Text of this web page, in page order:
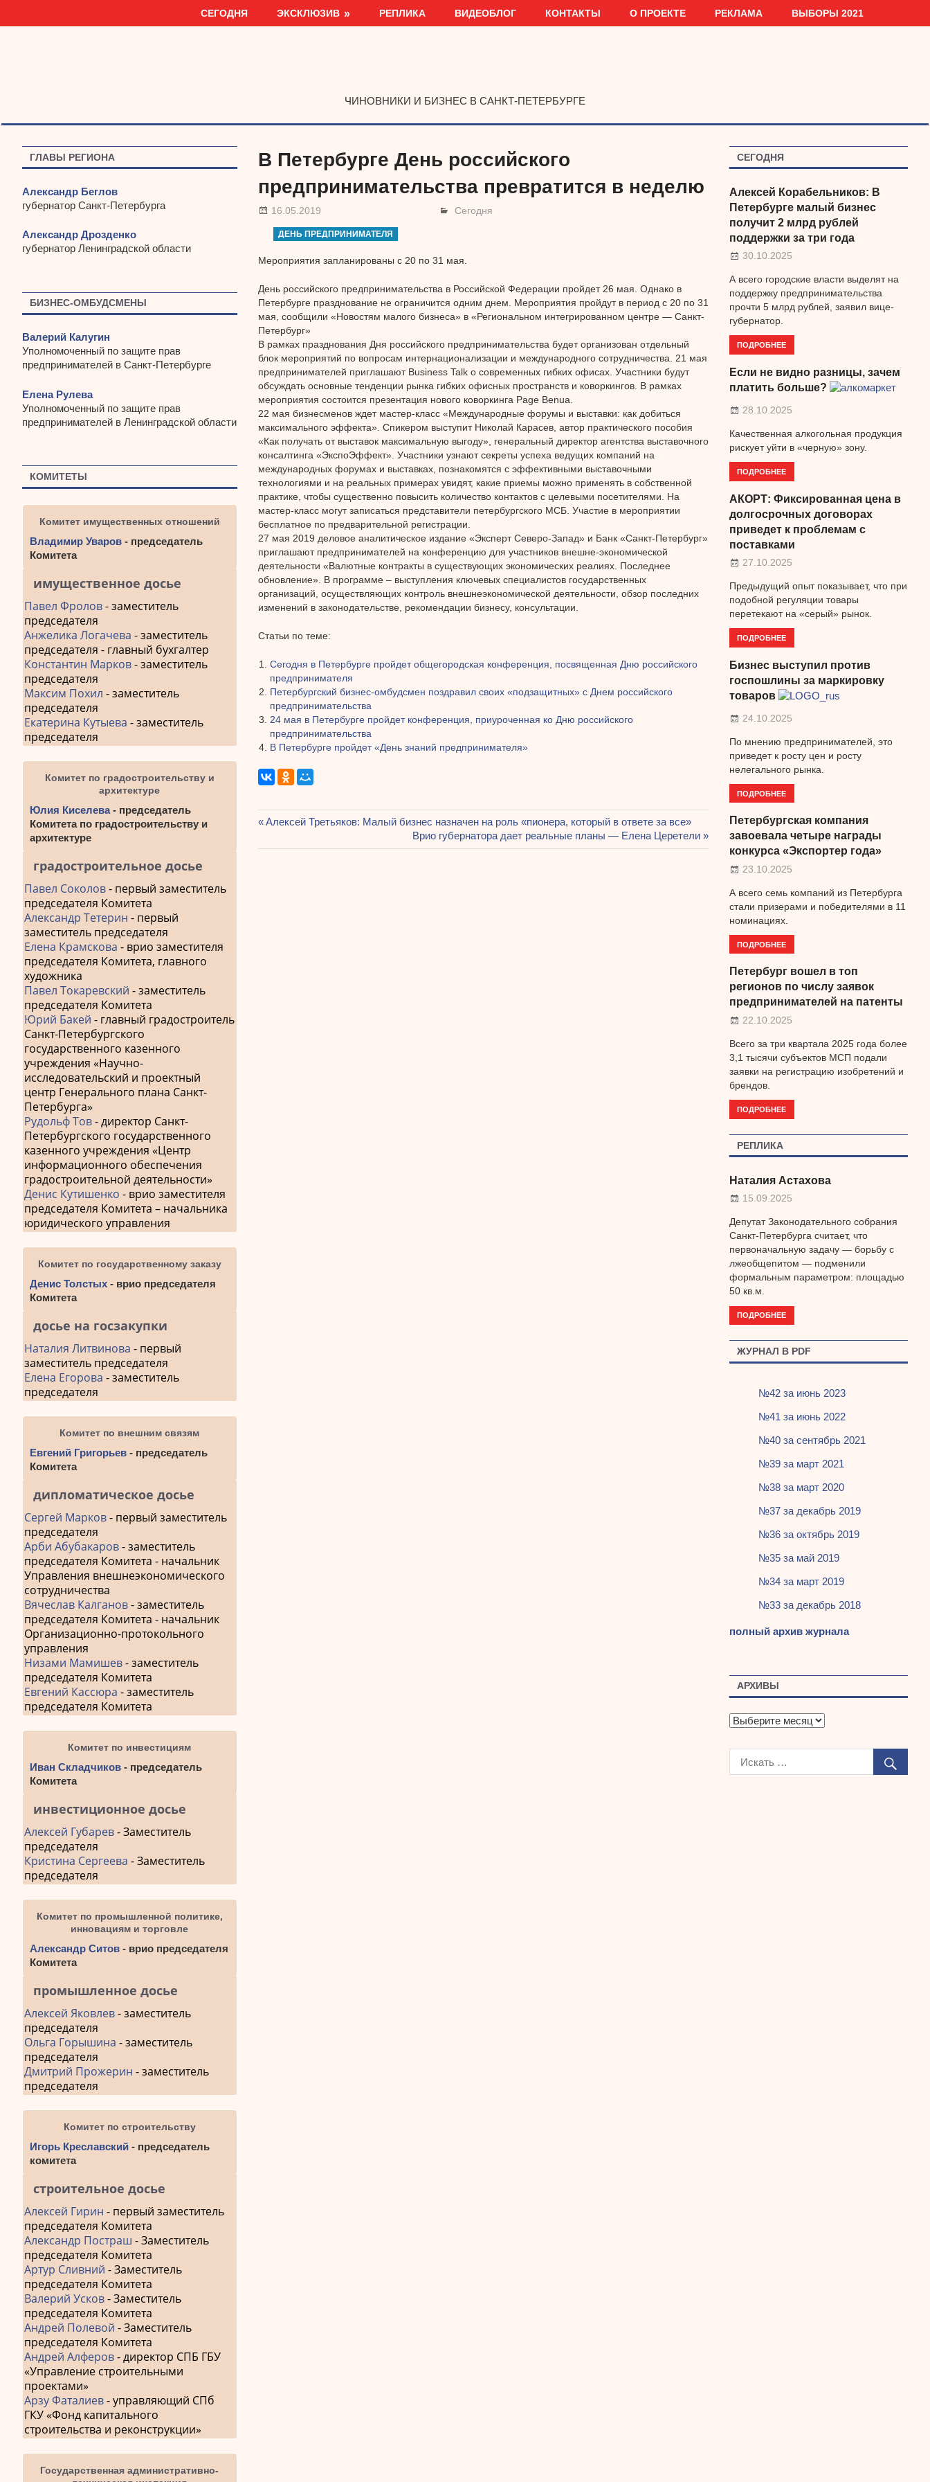
СЕГОДНЯ ЭКСКЛЮЗИВ РЕПЛИКА ВИДЕОБЛОГ КОНТАКТЫ О ПРОЕКТЕ РЕКЛАМА ВЫБОРЫ 2021
ЧИНОВНИКИ И БИЗНЕС В САНКТ-ПЕТЕРБУРГЕ
В Петербурге День российского
предпринимательства превратится в неделю
16.05.2019 Сегодня
ДЕНЬ ПРЕДПРИНИМАТЕЛЯ
Мероприятия запланированы с 20 по 31 мая.
День российского предпринимательства в Российской Федерации пройдет 26 мая. Однако в
Петербурге празднование не ограничится одним днем. Мероприятия пройдут в период с 20 по 31
мая, сообщили «Новостям малого бизнеса» в «Региональном интегрированном центре — Санкт-
Петербург»
В рамках празднования Дня российского предпринимательства будет организован отдельный
блок мероприятий по вопросам интернационализации и международного сотрудничества. 21 мая
предпринимателей приглашают Business Talk о современных гибких офисах. Участники будут
обсуждать основные тенденции рынка гибких офисных пространств и коворкингов. В рамках
мероприятия состоится презентация нового коворкинга Page Benua.
22 мая бизнесменов ждет мастер-класс «Международные форумы и выставки: как добиться
максимального эффекта». Спикером выступит Николай Карасев, автор практического пособия
«Как получать от выставок максимальную выгоду», генеральный директор агентства выставочного
консалтинга «ЭкспоЭффект». Участники узнают секреты успеха ведущих компаний на
международных форумах и выставках, познакомятся с эффективными выставочными
технологиями и на реальных примерах увидят, какие приемы можно применять в собственной
практике, чтобы существенно повысить количество контактов с целевыми посетителями. На
мастер-класс могут записаться представители петербургского МСБ. Участие в мероприятии
бесплатное по предварительной регистрации.
27 мая 2019 деловое аналитическое издание «Эксперт Северо-Запад» и Банк «Санкт-Петербург»
приглашают предпринимателей на конференцию для участников внешне-экономической
деятельности «Валютные контракты в существующих экономических реалиях. Последнее
обновление». В программе – выступления ключевых специалистов государственных
организаций, осуществляющих контроль внешнеэкономической деятельности, обзор последних
изменений в законодательстве, рекомендации бизнесу, консультации.
Статьи по теме:
Сегодня в Петербурге пройдет общегородская конференция, посвященная Дню российского
предпринимателя
Петербургский бизнес-омбудсмен поздравил своих «подзащитных» с Днем российского
предпринимательства
24 мая в Петербурге пройдет конференция, приуроченная ко Дню российского
предпринимательства
В Петербурге пройдет «День знаний предпринимателя»
Предыдущая
Алексей Третьяков: Малый бизнес назначен на роль «пионера, который в ответе за все»
Следующая
запись:
Врио губернатора дает реальные планы — Елена Церетели
ГЛАВЫ РЕГИОНА
Александр Беглов
губернатор Санкт-Петербурга
Александр Дрозденко
губернатор Ленинградской области
БИЗНЕС-ОМБУДСМЕНЫ
Валерий Калугин
Уполномоченный по защите прав
предпринимателей в Санкт-Петербурге
Елена Рулева
Уполномоченный по защите прав
предпринимателей в Ленинградской области
КОМИТЕТЫ
Комитет имущественных отношений
Владимир Уваров - председатель
Комитета
имущественное досье
Павел Фролов- заместитель
председателя
Анжелика Логачева - заместитель
председателя - главный бухгалтер
Константин Марков- заместитель
председателя
Максим Похил - заместитель
председателя
Екатерина Кутыева - заместитель
председателя
Комитет по градостроительству и
архитектуре
Юлия Киселева- председатель
Комитета по градостроительству и
архитектуре
градостроительное досье
Павел Соколов- первый заместитель
председателя Комитета
Александр Тетерин - первый
заместитель председателя
Елена Крамскова - врио заместителя
председателя Комитета, главного
художника
Павел Токаревский - заместитель
председателя Комитета
Юрий Бакей - главный градостроитель
Санкт-Петербургского
государственного казенного
учреждения «Научно-
исследовательский и проектный
центр Генерального плана Санкт-
Петербурга»
Рудольф Тов- директор Санкт-
Петербургского государственного
казенного учреждения «Центр
информационного обеспечения
градостроительной деятельности»
Денис Кутишенко - врио заместителя
председателя Комитета – начальника
юридического управления
Комитет по государственному заказу
Денис Толстых - врио председателя
Комитета
досье на госзакупки
Наталия Литвинова - первый
заместитель председателя
Елена Егорова - заместитель
председателя
Комитет по внешним связям
Евгений Григорьев - председатель
Комитета
дипломатическое досье
Сергей Марков- первый заместитель
председателя
Арби Абубакаров- заместитель
председателя Комитета - начальник
Управления внешнеэкономического
сотрудничества
Вячеслав Калганов- заместитель
председателя Комитета - начальник
Организационно-протокольного
управления
Низами Мамишев- заместитель
председателя Комитета
Евгений Кассюра - заместитель
председателя Комитета
Комитет по инвестициям
Иван Складчиков - председатель
Комитета
инвестиционное досье
Алексей Губарев- Заместитель
председателя
Кристина Сергеева - Заместитель
председателя
Комитет по промышленной политике,
инновациям и торговле
Александр Ситов - врио председателя
Комитета
промышленное досье
Алексей Яковлев- заместитель
председателя
Ольга Горышина - заместитель
председателя
Дмитрий Прожерин - заместитель
председателя
Комитет по строительству
Игорь Креславский - председатель
комитета
строительное досье
Алексей Гирин - первый заместитель
председателя Комитета
Александр Постраш - Заместитель
председателя Комитета
Артур Сливний - Заместитель
председателя Комитета
Валерий Усков- Заместитель
председателя Комитета
Андрей Полевой - Заместитель
председателя Комитета
Андрей Алферов- директор СПБ ГБУ
«Управление строительными
проектами»
Арзу Фаталиев- управляющий СПб
ГКУ «Фонд капитального
строительства и реконструкции»
Государственная административно-
СЕГОДНЯ
Алексей Корабельников: В
Петербурге малый бизнес
получит 2 млрд рублей
поддержки за три года
30.10.2025
А всего городские власти выделят на
поддержку предпринимательства
прочти 5 млрд рублей, заявил вице-
губернатор.
ПОДРОБНЕЕ
Если не видно разницы, зачем
платить больше?
28.10.2025
Качественная алкогольная продукция
рискует уйти в «черную» зону.
ПОДРОБНЕЕ
АКОРТ: Фиксированная цена в
долгосрочных договорах
приведет к проблемам с
поставками
27.10.2025
Предыдущий опыт показывает, что при
подобной регуляции товары
перетекают на «серый» рынок.
ПОДРОБНЕЕ
Бизнес выступил против
госпошлины за маркировку
товаров
24.10.2025
По мнению предпринимателей, это
приведет к росту цен и росту
нелегального рынка.
ПОДРОБНЕЕ
Петербургская компания
завоевала четыре награды
конкурса «Экспортер года»
23.10.2025
А всего семь компаний из Петербурга
стали призерами и победителями в 11
номинациях.
ПОДРОБНЕЕ
Петербург вошел в топ
регионов по числу заявок
предпринимателей на патенты
22.10.2025
Всего за три квартала 2025 года более
3,1 тысячи субъектов МСП подали
заявки на регистрацию изобретений и
брендов.
ПОДРОБНЕЕ
РЕПЛИКА
Наталия Астахова
15.09.2025
Депутат Законодательного собрания
Санкт-Петербурга считает, что
первоначальную задачу — борьбу с
лжеобщепитом — подменили
формальным параметром: площадью
50 кв.м.
ПОДРОБНЕЕ
ЖУРНАЛ В PDF
№42 за июнь 2023
№41 за июнь 2022
№40 за сентябрь 2021
№39 за март 2021
№38 за март 2020
№37 за декабрь 2019
№36 за октябрь 2019
№35 за май 2019
№34 за март 2019
№33 за декабрь 2018
полный архив журнала
АРХИВЫ
А
х
в